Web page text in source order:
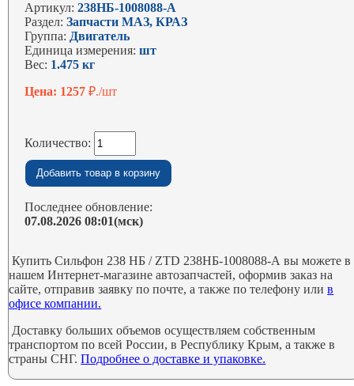
Артикул:238НБ-1008088-А
Раздел:Запчасти МАЗ, КРАЗ
Группа: Двигатель
Единица измерения:шт
Вес: 1.475 кг
Цена: 1257₽./шт
Количество:
Последнее обновление:
07.08.2026 08:01(мск)
Купить Сильфон 238 НБ / ZTD 238НБ-1008088-А вы можете в
нашем Интернет-магазине автозапчастей, оформив заказ на
сайте, отправив заявку по почте, а также по телефону илив
офисе компании.
Доставку больших объемов осуществляем собственным
транспортом по всей России, в Республику Крым, а также в
страны СНГ.Подробнее о доставке и упаковке.